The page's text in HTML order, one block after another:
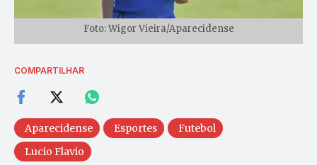
Foto: Wigor Vieira/Aparecidense
COMPARTILHAR
Aparecidense Esportes
Futebol
Lucio Flavio